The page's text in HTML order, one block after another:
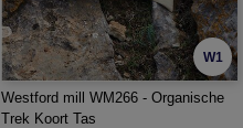
W1
Westford mill WM266 - Organische
Trek Koort Tas